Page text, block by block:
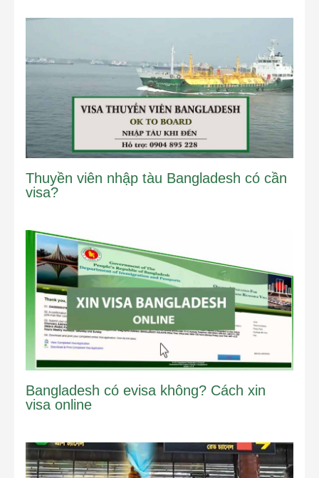
Thuyền viên nhập tàu Bangladesh có cần
visa?
Bangladesh có evisa không? Cách xin
visa online